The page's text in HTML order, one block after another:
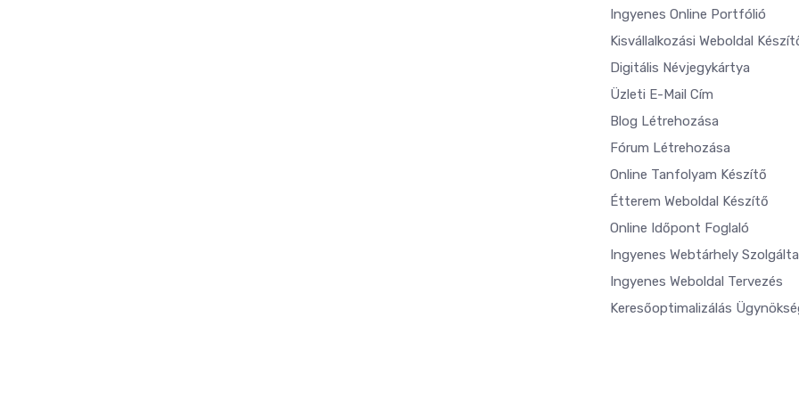
Ingyenes Online Portfólió
Kisvállalkozási Weboldal
Digitális Névjegykártya
Üzleti E-Mail Cím
Blog Létrehozása
Fórum Létrehozása
Online Tanfolyam Készítő
Étterem Weboldal Készítő
Online Időpont Foglaló
Ingyenes Webtárhely
Ingyenes Weboldal Tervezés
Keresőoptimalizálás